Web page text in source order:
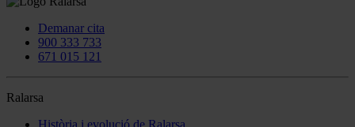
Demanar cita
900 333 733
671 015 121
Ralarsa
Història i evolució de Ralarsa